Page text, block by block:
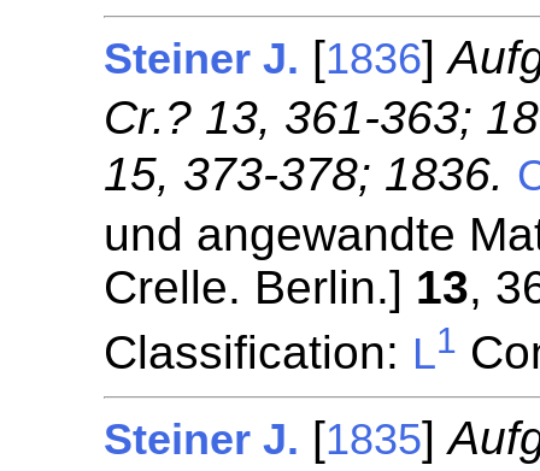
Steiner J. [1836]
Cr.? 13, 361-363;
15, 373-378; 1836.
und angewandte
Crelle. Berlin.] 13,
Classification: L1
Steiner J. [1835]